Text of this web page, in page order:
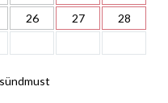
26 27
28